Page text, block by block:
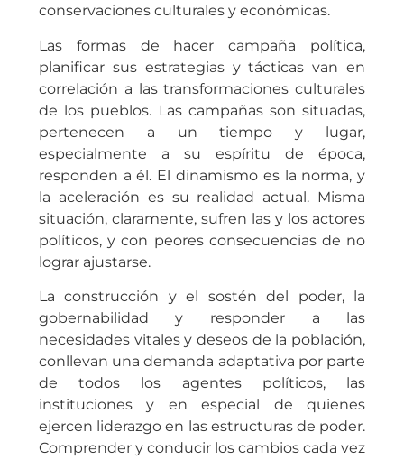
conservaciones culturales y económicas.
Las formas de hacer campaña política,
planificar sus estrategias y tácticas van en
correlación a las transformaciones culturales
de los pueblos. Las campañas son situadas,
pertenecen a un tiempo y lugar,
especialmente a su espíritu de época,
responden a él. El dinamismo es la norma, y
la aceleración es su realidad actual. Misma
situación, claramente, sufren las y los actores
políticos, y con peores consecuencias de no
lograr ajustarse.
La construcción y el sostén del poder, la
gobernabilidad y responder a las
necesidades vitales y deseos de la población,
conllevan una demanda adaptativa por parte
de todos los agentes políticos, las
instituciones y en especial de quienes
ejercen liderazgo en las estructuras de poder.
Comprender y conducir los cambios cada vez